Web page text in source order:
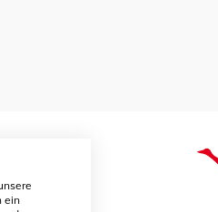
ein